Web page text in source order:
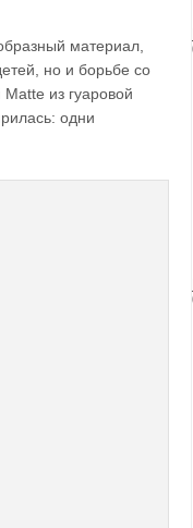
материал,
но и борьбе со
из гуаровой
одни